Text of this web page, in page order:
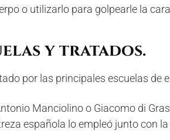
o utilizarlo para golpearle la
y tratados.
por las principales escuelas
Manciolino o Giacomo di
española lo empleó junto con